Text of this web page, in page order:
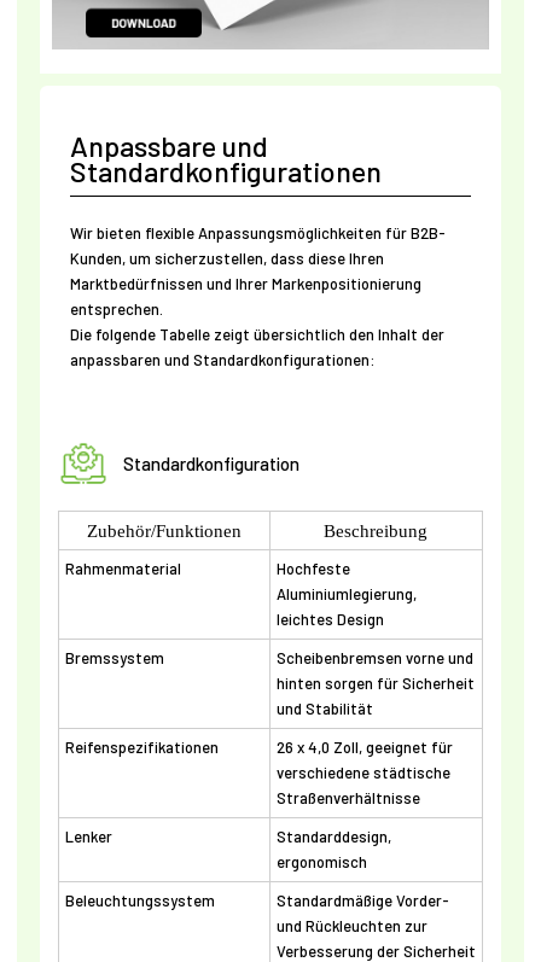
Anpassbare und
Standardkonfigurationen
Wir bieten flexible Anpassungsmöglichkeiten für B2B-
Kunden, um sicherzustellen, dass diese Ihren
Marktbedürfnissen und Ihrer Markenpositionierung
entsprechen.
Die folgende Tabelle zeigt übersichtlich den Inhalt der
anpassbaren und Standardkonfigurationen:
Standardkonfiguration
Zubehör/Funktionen Beschreibung
Rahmenmaterial
Hochfeste
Aluminiumlegierung,
leichtes Design
Bremssystem
Scheibenbremsen vorne und
hinten sorgen für Sicherheit
und Stabilität
Reifenspezifikationen
26 x 4,0 Zoll, geeignet für
verschiedene städtische
Straßenverhältnisse
Lenker
Standarddesign,
ergonomisch
Beleuchtungssystem
Standardmäßige Vorder-
und Rückleuchten zur
Verbesserung der Sicherheit